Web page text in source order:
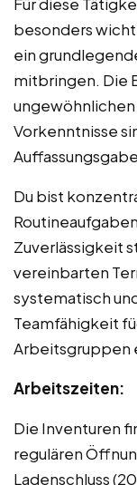
besonders
ein
mitbringen. Die
Vorkenntnisse
Du bist
Zuverlässigkeit
vereinbarten
systematisch
Teamfähigkeit
Arbeitsgruppen
Arbeitszeiten:
Die Inventuren
regulären
Ladenschluss